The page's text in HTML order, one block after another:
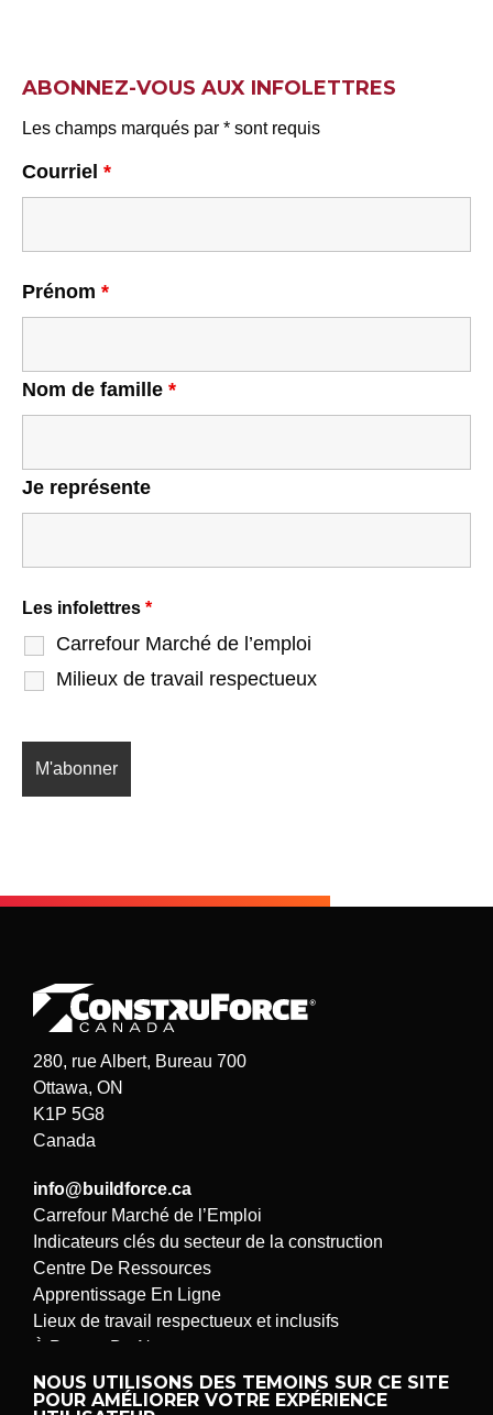
ABONNEZ-VOUS AUX INFOLETTRES
Les champs marqués par * sont requis
Courriel *
Prénom *
Nom de famille *
Je représente
Les infolettres *
Carrefour Marché de l’emploi
Milieux de travail respectueux
280, rue Albert, Bureau 700
Ottawa, ON
K1P 5G8
Canada
info@buildforce.ca
Carrefour Marché de l’Emploi
Indicateurs clés du secteur de la construction
Centre De Ressources
Apprentissage En Ligne
Lieux de travail respectueux et inclusifs
À Propos De Nous
Soumettre un problème ou une suggestion
NOUS UTILISONS DES TEMOINS SUR CE SITE
POUR AMÉLIORER VOTRE EXPÉRIENCE